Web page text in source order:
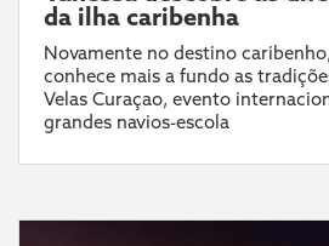
da ilha caribenha
Novamente no destino
conhece mais a fundo as
Velas Curaçao, evento
grandes navios-escola